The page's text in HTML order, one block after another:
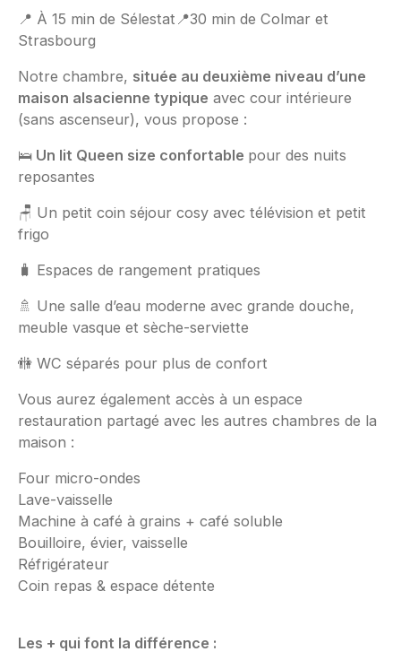
📍 À 15 min de Sélestat📍30 min de Colmar et
Strasbourg
Notre chambre, située au deuxième niveau d’une
maison alsacienne typique avec cour intérieure
(sans ascenseur), vous propose :
🛌 Un lit Queen size confortable pour des nuits
reposantes
🪑 Un petit coin séjour cosy avec télévision et petit
frigo
🧳 Espaces de rangement pratiques
🚿 Une salle d’eau moderne avec grande douche,
meuble vasque et sèche-serviette
🚻 WC séparés pour plus de confort
Vous aurez également accès à un espace
restauration partagé avec les autres chambres de la
maison :
Four micro-ondes
Lave-vaisselle
Machine à café à grains + café soluble
Bouilloire, évier, vaisselle
Réfrigérateur
Coin repas & espace détente
Les + qui font la différence :